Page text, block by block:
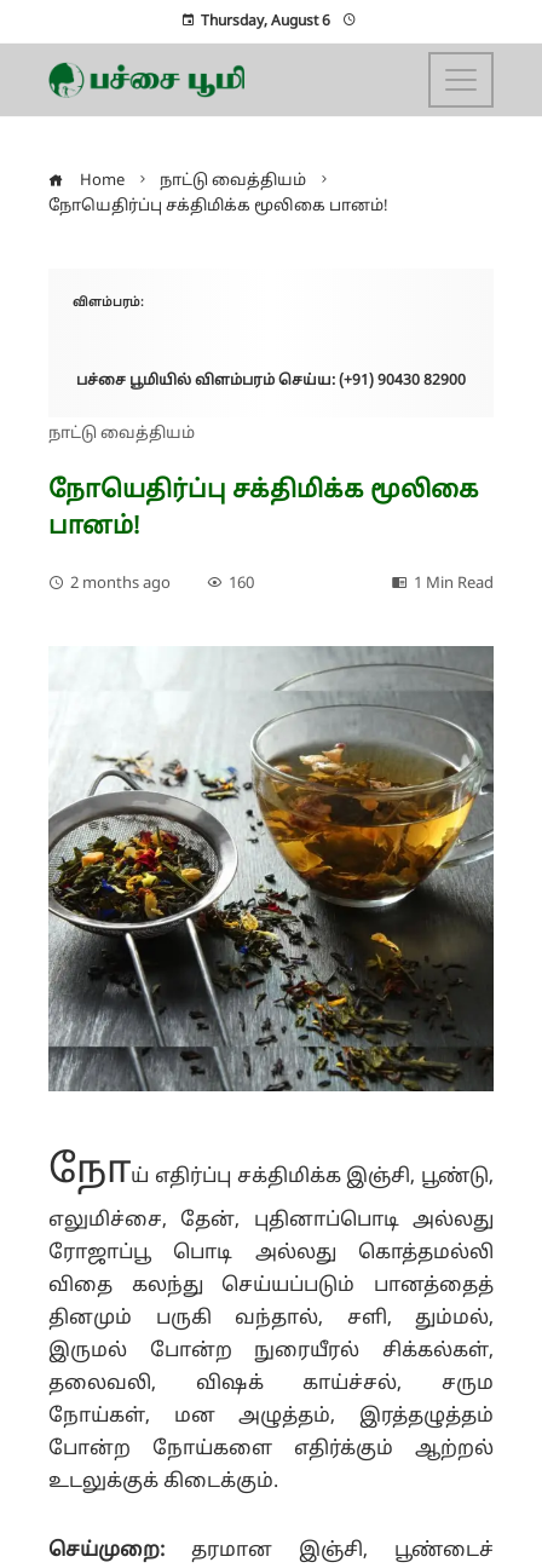
Thursday, August 6
Home
நாட்டு வைத்தியம்
நோயெதிர்ப்பு சக்திமிக்க மூலிகை பானம்!
விளம்பரம்:
பச்சை பூமியில் விளம்பரம் செய்ய: (+91) 90430 82900
நாட்டு வைத்தியம்
நோயெதிர்ப்பு சக்திமிக்க மூலிகை
பானம்!
2 months ago 160 1 Min Read
நோய் எதிர்ப்பு சக்திமிக்க இஞ்சி, பூண்டு,
எலுமிச்சை, தேன், புதினாப்பொடி அல்லது
ரோஜாப்பூ பொடி அல்லது கொத்தமல்லி
விதை கலந்து செய்யப்படும் பானத்தைத்
தினமும் பருகி வந்தால், சளி, தும்மல்,
இருமல் போன்ற நுரையீரல் சிக்கல்கள்,
தலைவலி, விஷக் காய்ச்சல், சரும
நோய்கள், மன அழுத்தம், இரத்தழுத்தம்
போன்ற நோய்களை எதிர்க்கும் ஆற்றல்
உடலுக்குக் கிடைக்கும்.
செய்முறை: தரமான இஞ்சி, பூண்டைச்